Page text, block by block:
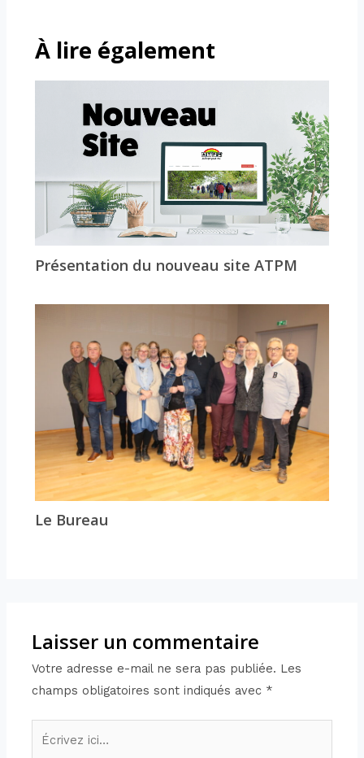
À lire également
Présentation du nouveau site ATPM
Le Bureau
Laisser un commentaire
Votre adresse e-mail ne sera pas publiée. Les
champs obligatoires sont indiqués avec *